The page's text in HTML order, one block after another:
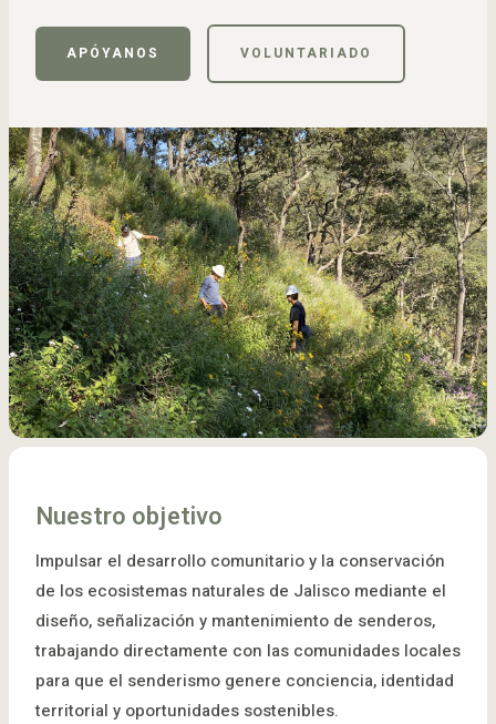
APÓYANOS VOLUNTARIADO
Nuestro objetivo
Impulsar el desarrollo comunitario y la conservación
de los ecosistemas naturales de Jalisco mediante el
diseño, señalización y mantenimiento de senderos,
trabajando directamente con las comunidades locales
para que el senderismo genere conciencia, identidad
territorial y oportunidades sostenibles.